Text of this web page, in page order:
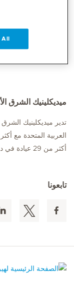
ميديكلينيك الشرق
تدير ميديكلينيك
أكثر من 29 عيادة في دبي وأبو ظبي والعين ومنطقة الظفرة.
تابعونا